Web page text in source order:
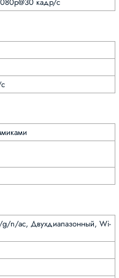
n/ac, Двухдиапазонный, Wi-